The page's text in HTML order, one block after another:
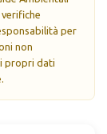
per
non
propri dati